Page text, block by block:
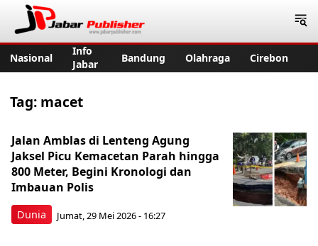
Nasional
Info
Jabar
Bandung Olahraga Cirebon
Tag: macet
Dunia
Jalan Amblas di Lenteng Agung
Jaksel Picu Kemacetan Parah hingga
800 Meter, Begini Kronologi dan
Imbauan Polis
Jumat, 29 Mei 2026 - 16:27